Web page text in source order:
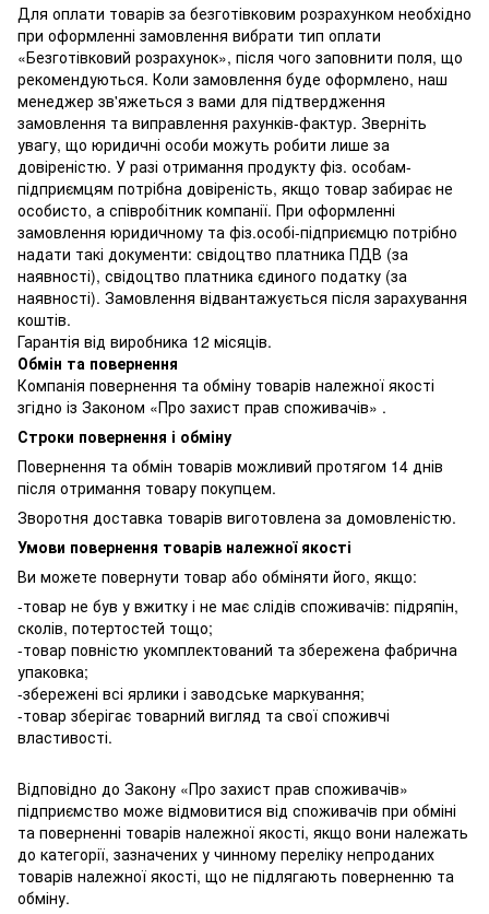
Для оплати товарів за безготівковим розрахунком необхідно
при оформленні замовлення вибрати тип оплати
«Безготівковий розрахунок», після чого заповнити поля, що
рекомендуються. Коли замовлення буде оформлено, наш
менеджер зв'яжеться з вами для підтвердження
замовлення та виправлення рахунків-фактур. Зверніть
увагу, що юридичні особи можуть робити лише за
довіреністю. У разі отримання продукту фіз. особам-
підприємцям потрібна довіреність, якщо товар забирає не
особисто, а співробітник компанії. При оформленні
замовлення юридичному та фіз.особі-підприємцю потрібно
надати такі документи: свідоцтво платника ПДВ (за
наявності), свідоцтво платника єдиного податку (за
наявності). Замовлення відвантажується після зарахування
коштів.
Гарантія від виробника 12 місяців.
Обмін та повернення
Компанія повернення та обміну товарів належної якості
згідно із Законом «Про захист прав споживачів» .
Строки повернення і обміну
Повернення та обмін товарів можливий протягом 14 днів
після отримання товару покупцем.
Зворотня доставка товарів виготовлена ​​за домовленістю.
Умови повернення товарів належної якості
Ви можете повернути товар або обміняти його, якщо:
-товар не був у вжитку і не має слідів споживачів: підряпін,
сколів, потертостей тощо;
-товар повністю укомплектований та збережена фабрична
упаковка;
-збережені всі ярлики і заводське маркування;
-товар зберігає товарний вигляд та свої споживчі
властивості.
Відповідно до Закону «Про захист прав споживачів»
підприємство може відмовитися від споживачів при обміні
та поверненні товарів належної якості, якщо вони належать
до категорії, зазначених у чинному переліку непроданих
товарів належної якості, що не підлягають поверненню та
обміну.